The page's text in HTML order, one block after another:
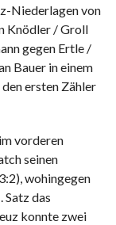
Niederlagen von
Knödler / Groll
gegen Ertle /
Bauer in einem
ersten Zähler
vorderen
seinen
wohingegen
das
konnte zwei